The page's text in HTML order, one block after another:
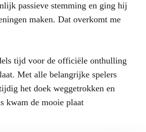
passieve stemming en ging hij
maken. Dat overkomt me
tijd voor de officiële onthulling
Met alle belangrijke spelers
het doek weggetrokken en
kwam de mooie plaat